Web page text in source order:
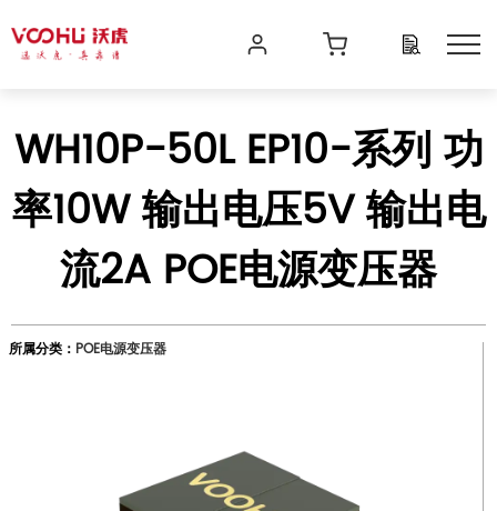
WH10P-50L EP10-系列 功
率10W 输出电压5V 输出电
流2A POE电源变压器
所属分类： POE电源变压器